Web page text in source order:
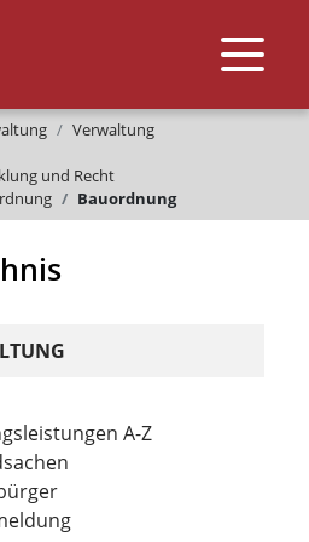
Verwaltung
und Recht
Bauordnung
A-Z